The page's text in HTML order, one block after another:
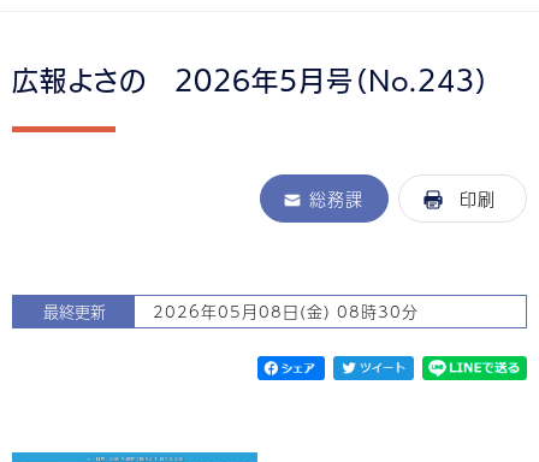
広報よさの 2026年5月号（No.243）
総務課 印刷
最終更新 2026年05月08日(金) 08時30分